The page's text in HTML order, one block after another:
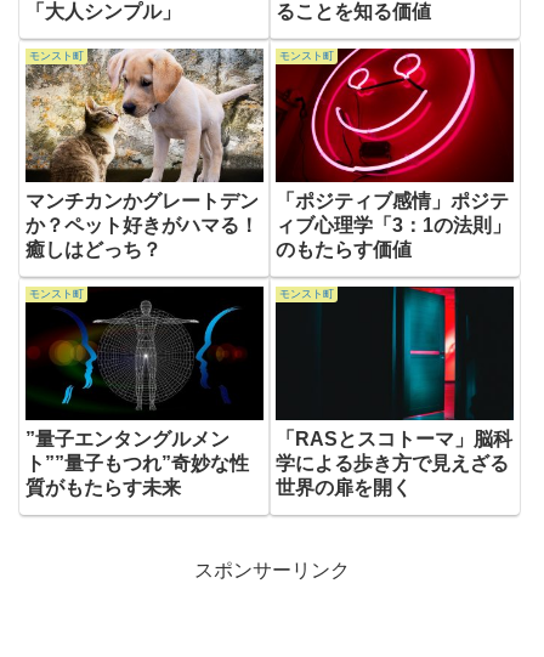
「大人シンプル」
ることを知る価値
モンスト町
マンチカンかグレートデン
か？ペット好きがハマる！
癒しはどっち？
モンスト町
「ポジティブ感情」ポジテ
ィブ心理学「3：1の法則」
のもたらす価値
モンスト町
”量子エンタングルメン
ト””量子もつれ”奇妙な性
質がもたらす未来
モンスト町
「RASとスコトーマ」脳科
学による歩き方で見えざる
世界の扉を開く
スポンサーリンク